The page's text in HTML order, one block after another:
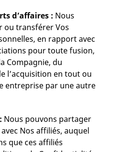
d’affaires : Nous
ou transférer Vos
en rapport avec
pour toute fusion,
Compagnie, du
l’acquisition en tout ou
entreprise par une autre
Nous pouvons partager
Nos affiliés, auquel
que ces affiliés